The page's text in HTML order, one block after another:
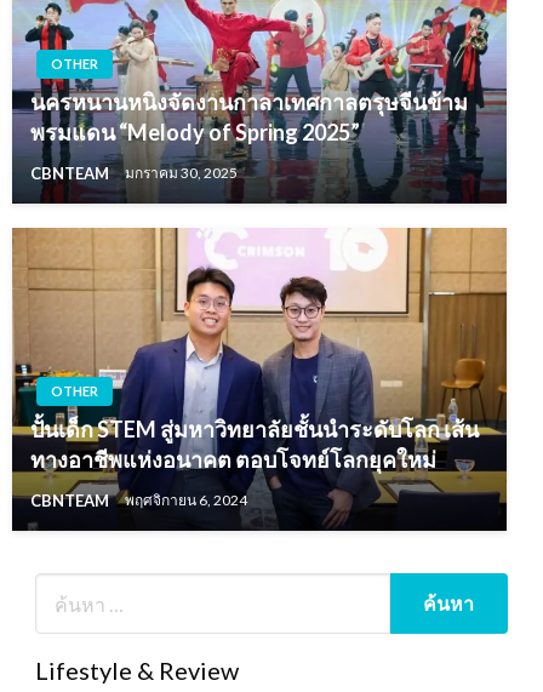
OTHER
นครหนานหนิงจัดงานกาลาเทศกาลตรุษจีนข้าม
พรมแดน “Melody of Spring 2025”
CBNTEAM มกราคม 30, 2025
OTHER
ปั้นเด็ก STEM สู่มหาวิทยาลัยชั้นนำระดับโลก เส้น
ทางอาชีพแห่งอนาคต ตอบโจทย์โลกยุคใหม่
CBNTEAM พฤศจิกายน 6, 2024
Lifestyle & Review